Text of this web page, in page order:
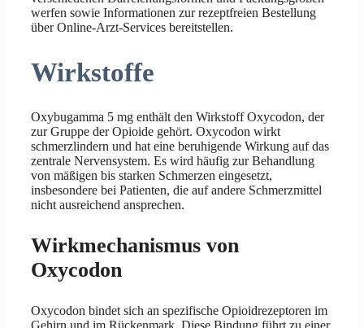
werfen sowie Informationen zur rezeptfreien Bestellung
über Online-Arzt-Services bereitstellen.
Wirkstoffe
Oxybugamma 5 mg enthält den Wirkstoff Oxycodon, der
zur Gruppe der Opioide gehört. Oxycodon wirkt
schmerzlindern und hat eine beruhigende Wirkung auf das
zentrale Nervensystem. Es wird häufig zur Behandlung
von mäßigen bis starken Schmerzen eingesetzt,
insbesondere bei Patienten, die auf andere Schmerzmittel
nicht ausreichend ansprechen.
Wirkmechanismus von
Oxycodon
Oxycodon bindet sich an spezifische Opioidrezeptoren im
Gehirn und im Rückenmark. Diese Bindung führt zu einer